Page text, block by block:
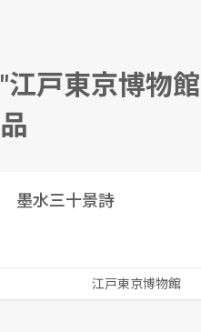
"江戸東京博物
品
墨水三十景詩
江戸東京博物館